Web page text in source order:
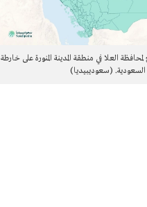
العلا في منطقة المدينة المنورة على خارطة
السعودية. (سعوديبيديا)